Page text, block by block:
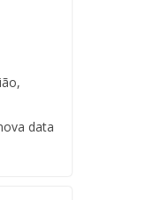
data